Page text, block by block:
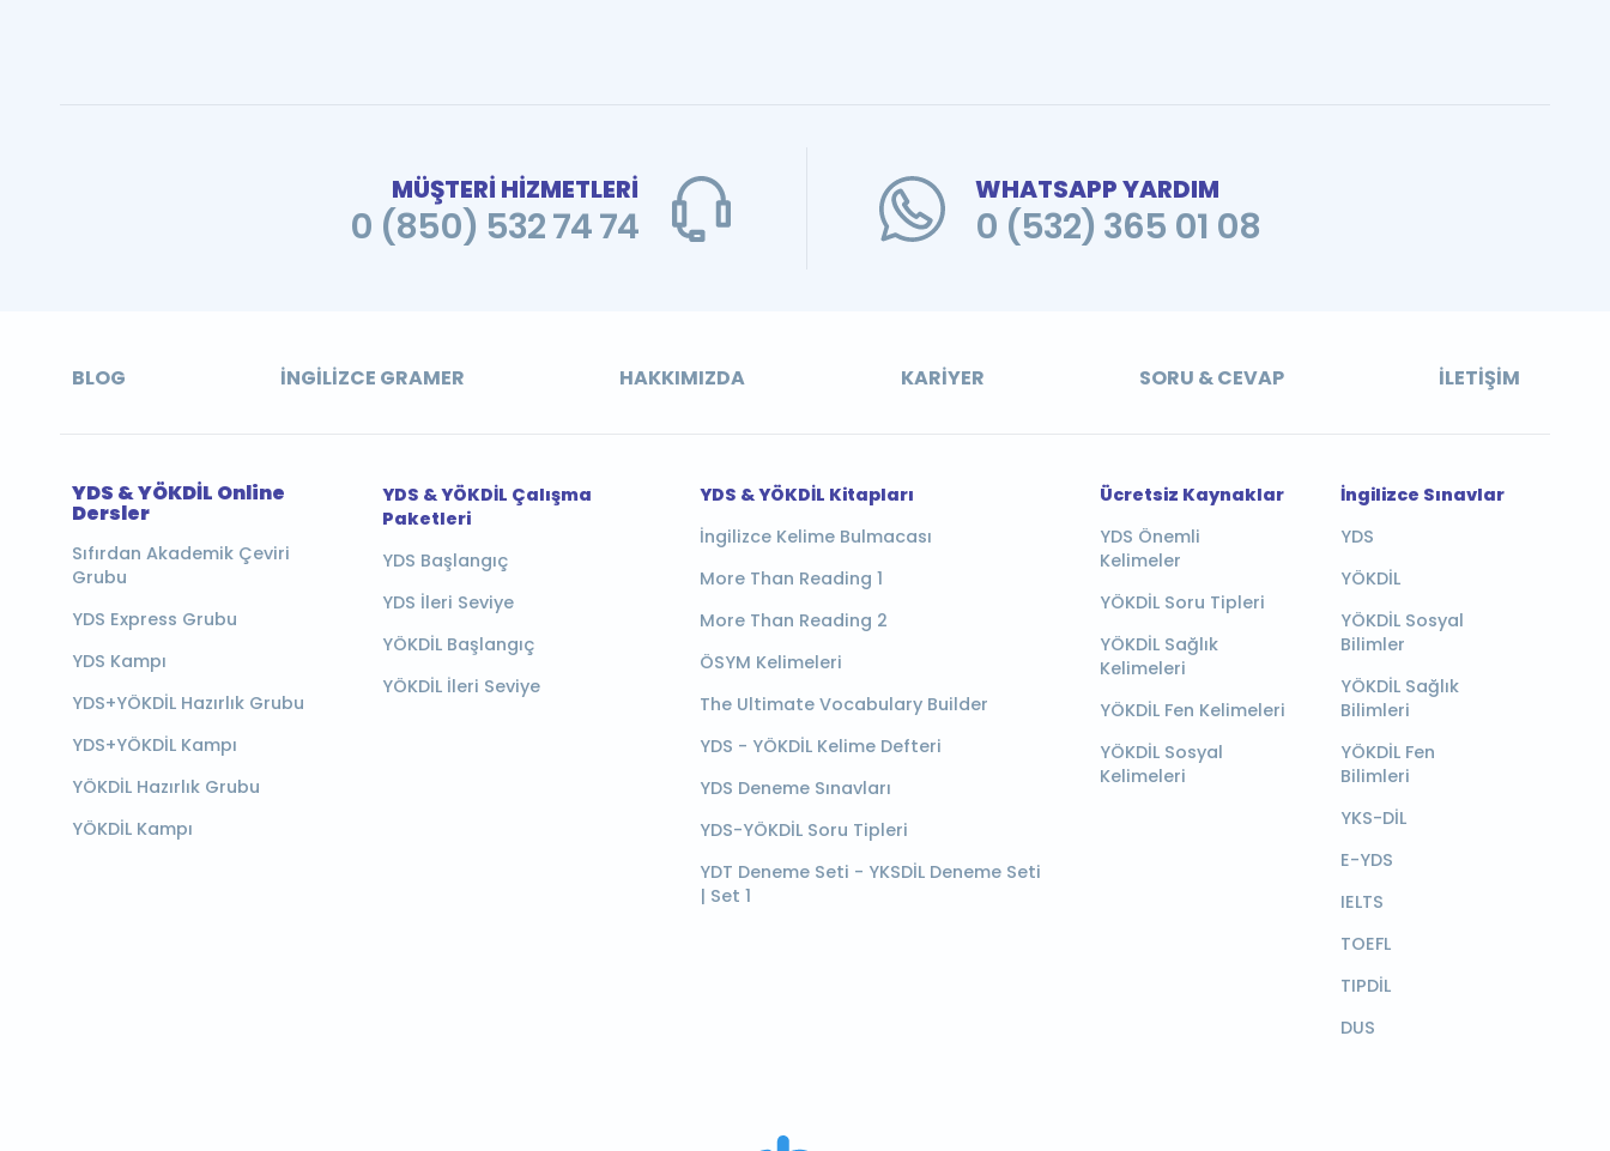
MÜŞTERİ HİZMETLERİ
0 (850) 532 74 74
WHATSAPP YARDIM
0 (532) 365 01 08
BLOG İNGILIZCE GRAMER HAKKIMIZDA KARIYER SORU & CEVAP İLETIŞIM
YDS & YÖKDİL Online
Dersler
Sıfırdan Akademik Çeviri
Grubu
YDS Express Grubu
YDS Kampı
YDS+YÖKDİL Hazırlık Grubu
YDS+YÖKDİL Kampı
YÖKDİL Hazırlık Grubu
YÖKDİL Kampı
YDS & YÖKDİL Çalışma
Paketleri
YDS Başlangıç
YDS İleri Seviye
YÖKDİL Başlangıç
YÖKDİL İleri Seviye
YDS & YÖKDİL Kitapları
İngilizce Kelime Bulmacası
More Than Reading 1
More Than Reading 2
ÖSYM Kelimeleri
The Ultimate Vocabulary Builder
YDS - YÖKDİL Kelime Defteri
YDS Deneme Sınavları
YDS-YÖKDİL Soru Tipleri
YDT Deneme Seti - YKSDİL Deneme Seti
| Set 1
Ücretsiz Kaynaklar
YDS Önemli
Kelimeler
YÖKDİL Soru Tipleri
YÖKDİL Sağlık
Kelimeleri
YÖKDİL Fen Kelimeleri
YÖKDİL Sosyal
Kelimeleri
İngilizce Sınavlar
YDS
YÖKDİL
YÖKDİL Sosyal
Bilimler
YÖKDİL Sağlık
Bilimleri
YÖKDİL Fen
Bilimleri
YKS-DİL
E-YDS
IELTS
TOEFL
TIPDİL
DUS